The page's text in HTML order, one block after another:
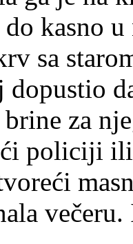
kasno
sa
brine za
policiji